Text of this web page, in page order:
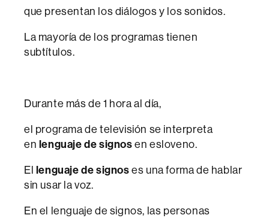
que presentan los diálogos y los sonidos.
La mayoría de los programas tienen
subtítulos.
Durante más de 1 hora al día,
el programa de televisión se interpreta
en lenguaje de signosen esloveno.
El lenguaje de signoses una forma de hablar
sin usar la voz.
En el lenguaje de signos, las personas